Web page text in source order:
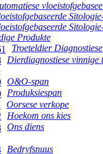
Produkte
Troeteldier
Dierdiagnostiese vinnige
O&O-span
Produksiespan
Oorsese verkope
Hoekom ons kies
Ons diens
Bedryfsnuus